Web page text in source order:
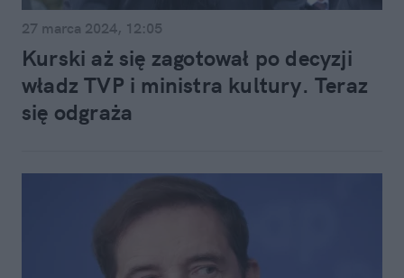
27 marca 2024, 12:05
Kurski aż się zagotował po decyzji
władz TVP i ministra kultury. Teraz
się odgraża